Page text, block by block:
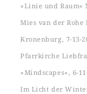
»Linie und Raum«
Mies van der Rohe
Kronenburg, 7-13-
Pfarrkirche
»Mindscapes«, 6-
Im Licht der